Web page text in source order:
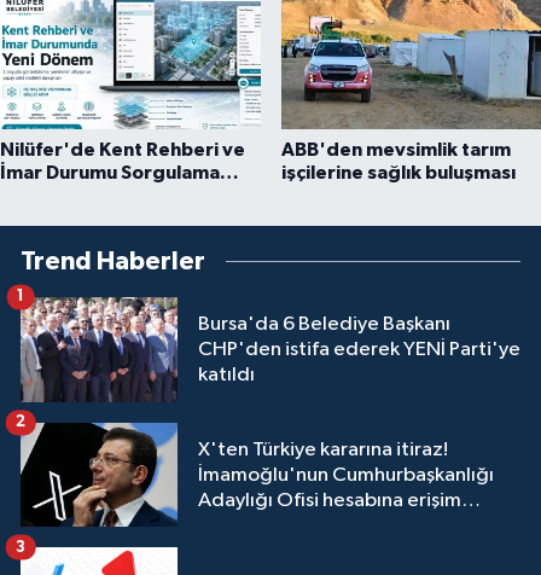
Nilüfer'de Kent Rehberi ve
İmar Durumu Sorgulama
ABB'den mevsimlik tarım
işçilerine sağlık buluşması
Trend Haberler
Bursa'da 6 Belediye Başkanı
CHP'den istifa ederek YENİ Parti'ye
katıldı
1
X'ten Türkiye kararına itiraz!
İmamoğlu'nun Cumhurbaşkanlığı
Adaylığı Ofisi hesabına erişim
2
3